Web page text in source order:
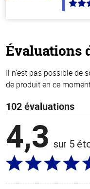
4.2
Évaluations
Il n’est pas possible de
de produit en ce
102 évaluations
4,3 sur 5